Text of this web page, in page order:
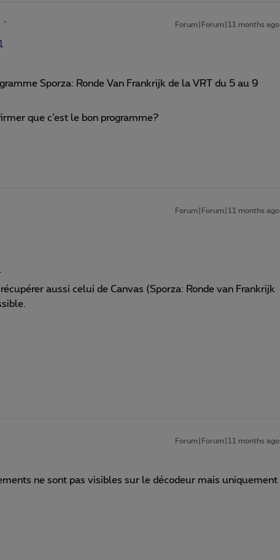
Forum|Forum|11 months ago
Sporza: Ronde Van Frankrijk de la VRT du 5 au 9
que c’est le bon programme?
Forum|Forum|11 months ago
aussi celui de Canvas (Sporza: Ronde van Frankrijk
Forum|Forum|11 months ago
ne sont pas visibles sur le décodeur mais uniquement